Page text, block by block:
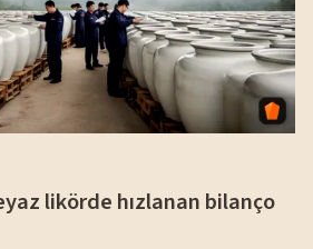
likörde hızlanan bilanço